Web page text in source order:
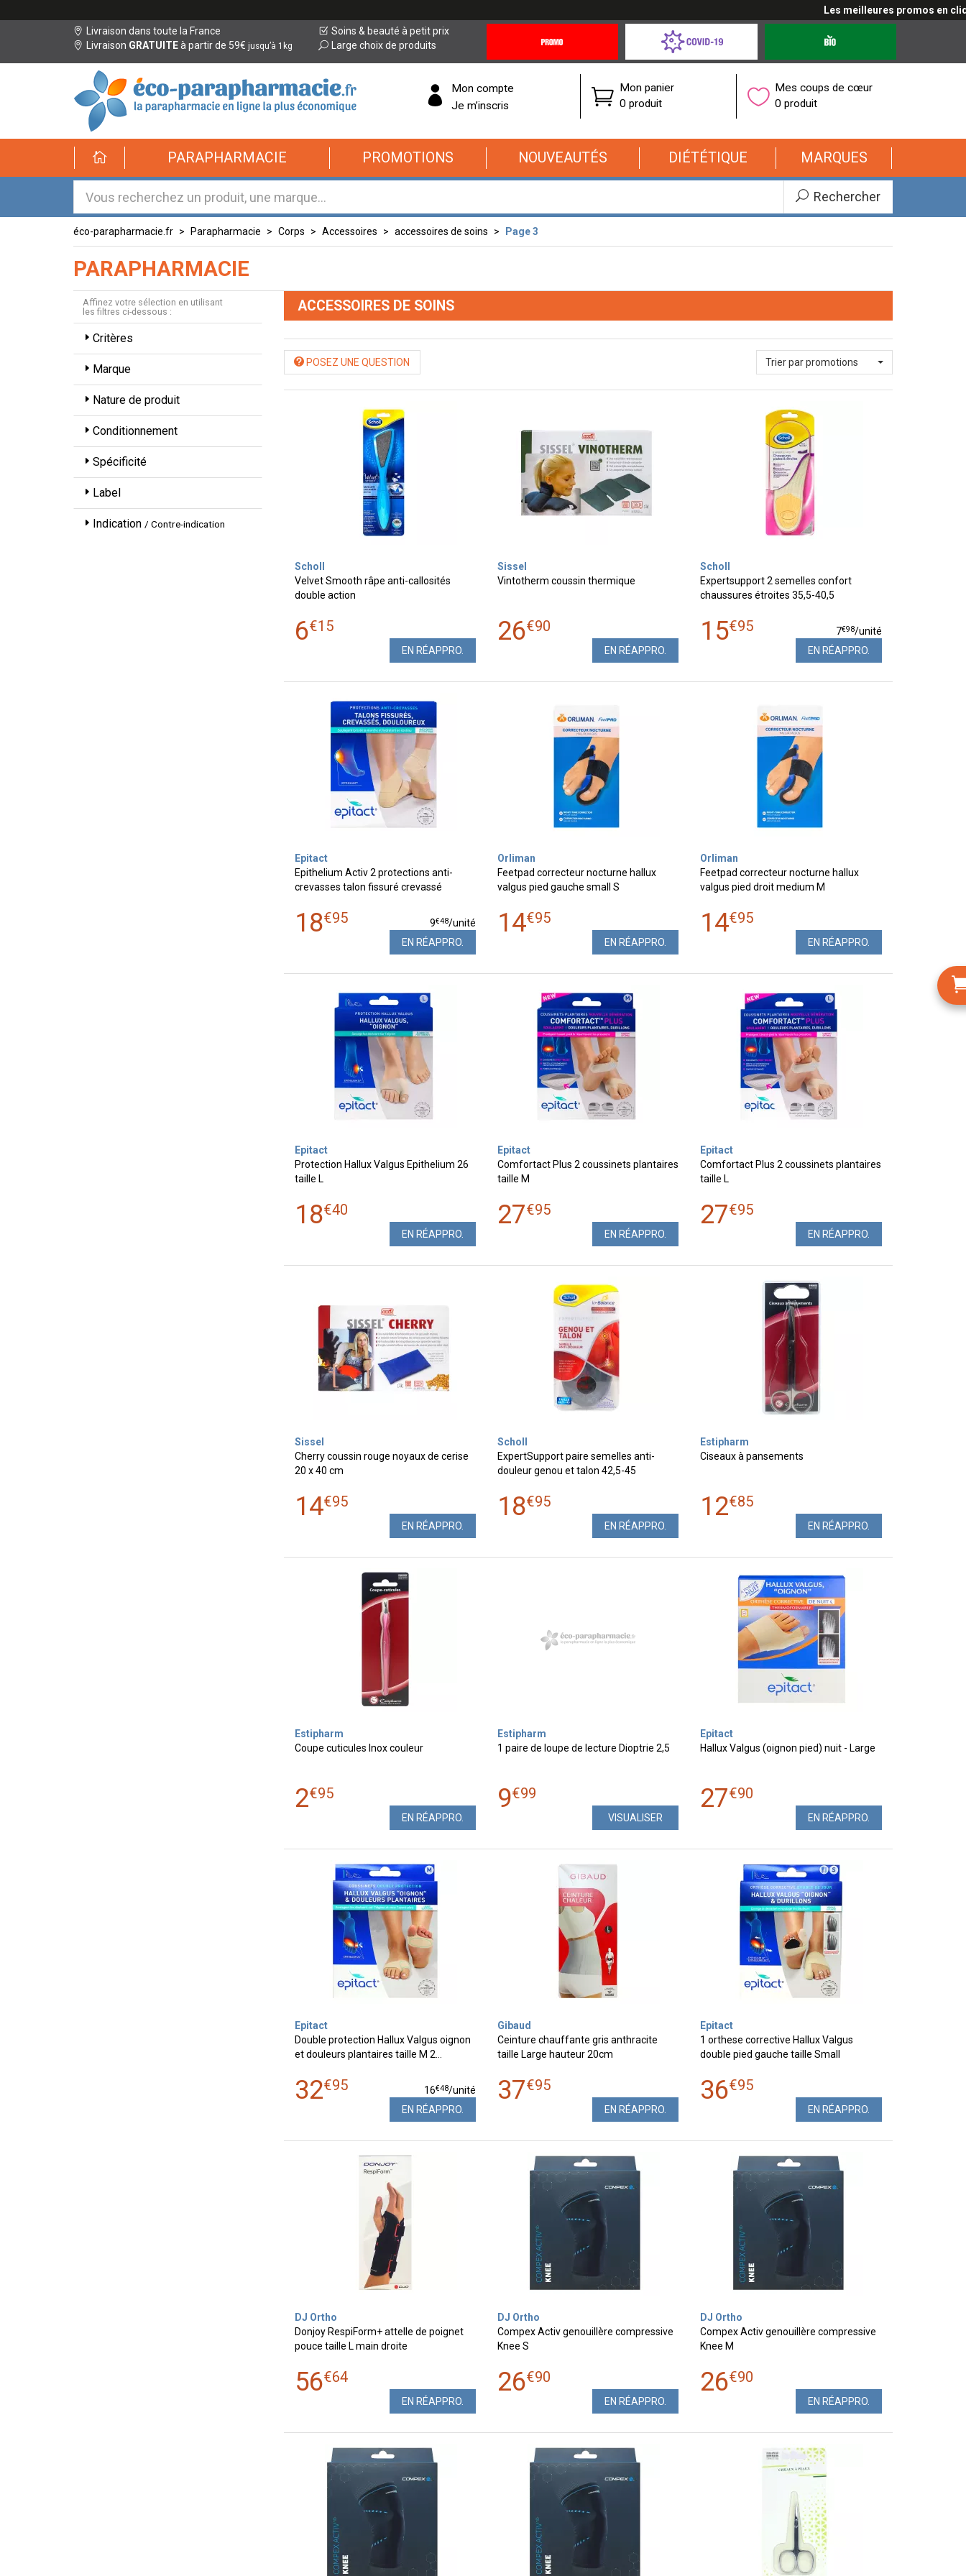
Les meilleures promos en cliquant
Livraison dans toute la France
Livraison GRATUITEà partir de 59€ jusqu’à 1kg
Soins & beauté à petit prix
Large choix de produits
Offres
Coronavirus
éco-
parapharmacie.fr
éco-
parapharmacie.fr
Mon compte
Je m’inscris
Mon panier
0 produit
Mes coups de cœur
0 produit
PARAPHARMACIE PROMOTIONS NOUVEAUTÉS DIÉTÉTIQUE MARQUES
Rechercher
éco-parapharmacie.fr Parapharmacie Corps Accessoires accessoires de soins Page 3
PARAPHARMACIE
Affinez votre sélection en utilisant
les filtres ci-dessous :
Critères
Marque
Nature de produit
Conditionnement
Spécificité
Label
Indication / Contre-indication
ACCESSOIRES DE SOINS
POSEZ UNE QUESTION Trier par promotions
Scholl
Velvet Smooth râpe anti-callosités
double action
6€15
EN RÉAPPRO.
Sissel
Vintotherm coussin thermique
26€90
EN RÉAPPRO.
Scholl
Expertsupport 2 semelles confort
chaussures étroites 35,5-40,5
15€95 7€98/unité
EN RÉAPPRO.
Epitact
Epithelium Activ 2 protections anti-
crevasses talon fissuré crevassé
18€95 9€48/unité
EN RÉAPPRO.
Orliman
Feetpad correcteur nocturne hallux
valgus pied gauche small S
14€95
EN RÉAPPRO.
Orliman
Feetpad correcteur nocturne hallux
valgus pied droit medium M
14€95
EN RÉAPPRO.
Epitact
Protection Hallux Valgus Epithelium 26
taille L
18€40
EN RÉAPPRO.
Epitact
Comfortact Plus 2 coussinets plantaires
taille M
27€95
EN RÉAPPRO.
Epitact
Comfortact Plus 2 coussinets plantaires
taille L
27€95
EN RÉAPPRO.
Sissel
Cherry coussin rouge noyaux de cerise
20 x 40 cm
14€95
EN RÉAPPRO.
Scholl
ExpertSupport paire semelles anti-
douleur genou et talon 42,5-45
18€95
EN RÉAPPRO.
Estipharm
Ciseaux à pansements
12€85
EN RÉAPPRO.
Estipharm
Coupe cuticules Inox couleur
2€95
EN RÉAPPRO.
Estipharm
1 paire de loupe de lecture Dioptrie 2,5
9€99
VISUALISER
Epitact
Hallux Valgus (oignon pied) nuit - Large
27€90
EN RÉAPPRO.
Epitact
Double protection Hallux Valgus oignon
et douleurs plantaires taille M 2…
32€95 16€48/unité
EN RÉAPPRO.
Gibaud
Ceinture chauffante gris anthracite
taille Large hauteur 20cm
37€95
EN RÉAPPRO.
Epitact
1 orthese corrective Hallux Valgus
double pied gauche taille Small
36€95
EN RÉAPPRO.
DJ Ortho
Donjoy RespiForm+ attelle de poignet
pouce taille L main droite
56€64
EN RÉAPPRO.
DJ Ortho
Compex Activ genouillère compressive
Knee S
26€90
EN RÉAPPRO.
DJ Ortho
Compex Activ genouillère compressive
Knee M
26€90
EN RÉAPPRO.